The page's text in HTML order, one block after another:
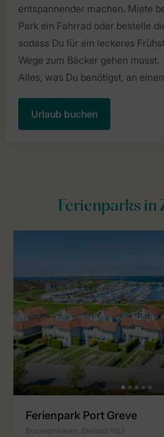
entspannender machen. Miete
Park ein Fahrrad oder bestelle
sodass Du für ein leckeres
Wege zum Bäcker gehen musst.
Alles, was Du benötigst, an
Urlaub buchen